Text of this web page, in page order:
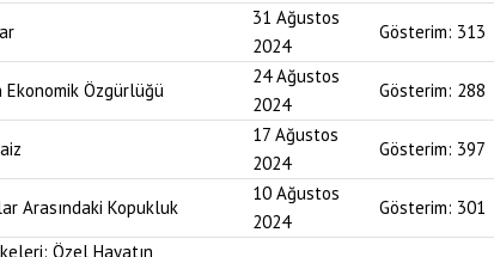
31 Ağustos
2024
Gösterim: 313
Ekonomik Özgürlüğü
24 Ağustos
2024
Gösterim: 288
17 Ağustos
2024
Gösterim: 397
Arasındaki Kopukluk
10 Ağustos
2024
Gösterim: 301
Özel Hayatın